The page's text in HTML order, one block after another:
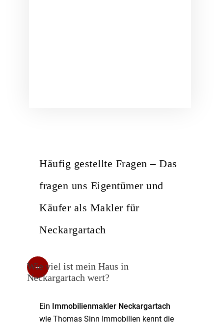
Häufig gestellte Fragen – Das
fragen uns Eigentümer und
Käufer als Makler für
Neckargartach
Wie viel ist mein Haus in
Neckargartach wert?
Ein Immobilienmakler Neckargartach
wie Thomas Sinn Immobilien kennt die